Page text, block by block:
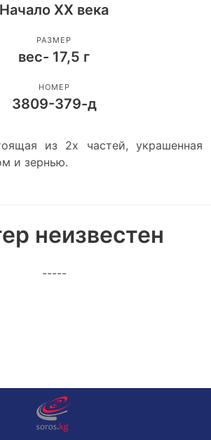
Начало ХХ века
РАЗМЕР
вес- 17,5 г
НОМЕР
3809-379-д
из 2х частей, украшенная
и зернью.
неизвестен
-----